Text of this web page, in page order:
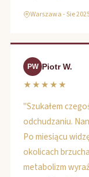
Warszawa - Sie
PW Piotr W.
★★★★★
"Szukałem
odchudzaniu.
Po miesiącu
okolicach
metabolizm